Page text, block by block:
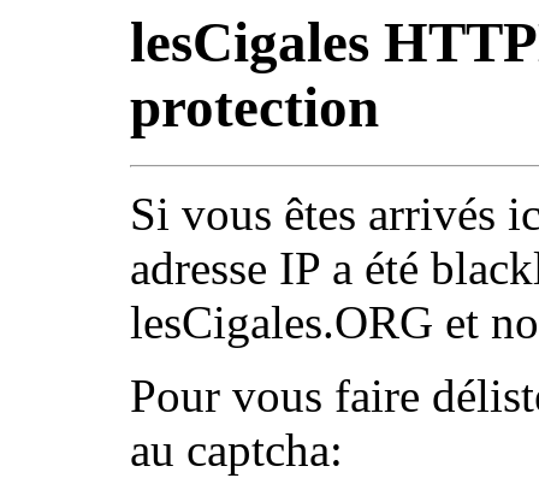
lesCigales
protection
Si vous êtes arrivés
adresse IP a été
lesCigales.ORG et
Pour vous faire
au captcha: